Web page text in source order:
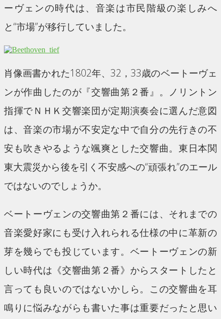
ーヴェンの時代は、音楽は市民階級の楽しみへ
と“市場”が移行していました。
肖像画書かれた1802年、32，33歳のベートーヴェ
ンが作曲したのが『交響曲第２番』。ノリントン
指揮でＮＨＫ交響楽団が定期演奏会に選んだ意図
は、音楽の市場が不安定な中で自分の先行きの不
安も吹きやるような颯爽とした交響曲。東日本関
東大震災から後を引く不安感への“頑張れ”のエール
ではないのでしょうか。
ベートーヴェンの交響曲第２番には、それまでの
音楽愛好家にも受け入れられる仕様の中に革新の
芽を幾らでも投じています。ベートーヴェンの新
しい時代は《交響曲第２番》からスタートしたと
言っても良いのではないかしら。この交響曲を耳
鳴りに悩みながらも書いた事は重要だったと思い